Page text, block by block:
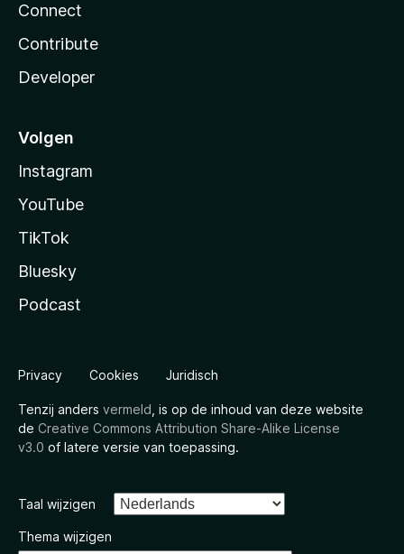
Connect
Contribute
Developer
Volgen
Instagram
YouTube
TikTok
Bluesky
Podcast
Privacy Cookies Juridisch
Tenzij anders vermeld , is op de inhoud van deze website
de Creative Commons Attribution Share-Alike License
v3.0 of latere versie van toepassing.
Taal wijzigen
Thema wijzigen